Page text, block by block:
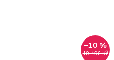
10 490 Kč
–10 %